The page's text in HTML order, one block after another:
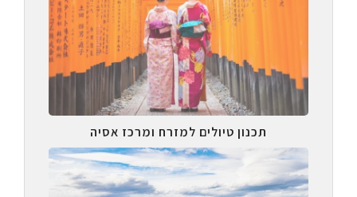
תכנון טיולים למזרח ומרכז אסיה